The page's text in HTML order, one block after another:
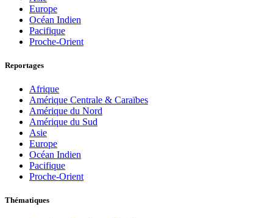
Europe
Océan Indien
Pacifique
Proche-Orient
Reportages
Afrique
Amérique Centrale & Caraïbes
Amérique du Nord
Amérique du Sud
Asie
Europe
Océan Indien
Pacifique
Proche-Orient
Thématiques